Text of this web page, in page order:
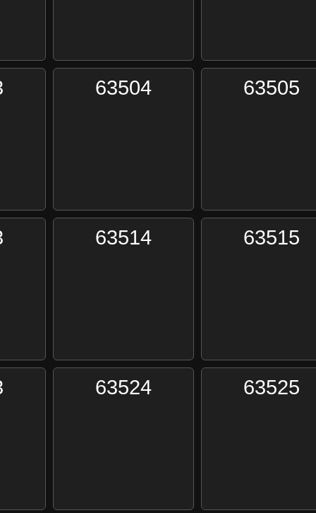
63504 63505
63514 63515
63524 63525